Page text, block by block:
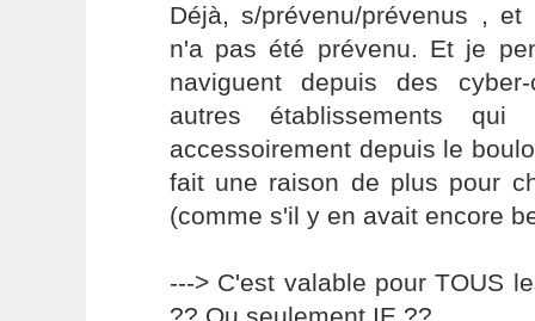
Déjà, s/prévenu/prévenus ,
n'a pas été prévenu. Et je
naviguent depuis des
autres établissements
accessoirement depuis le
fait une raison de plus pour
(comme s'il y en avait encore
---> C'est valable pour TOUS